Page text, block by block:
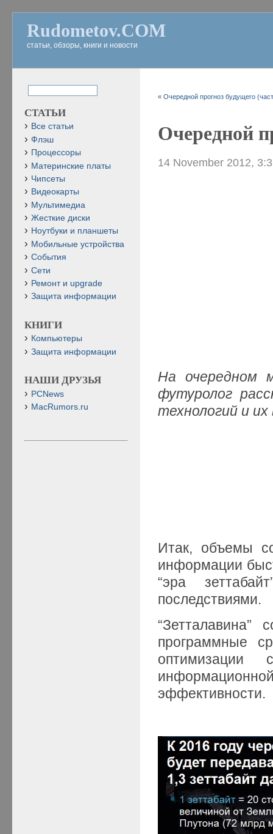
Rudometov.COM
статьи, обзоры, книги и новости
«Очередной прогноз будущего
Очередной
14 November 2012,
На очередном
футуролог
технологий и
Итак, объемы
информации
“эра
последствиями.
“Зетталавина”
программные
оптимизации
эффективности.
СТАТЬИ
Все статьи
Флэш
Процессоры
Материнские платы
Чипсеты
Видеокарты
Мультимедиа
Жесткие диски
Ноутбуки и планшеты
Мобильные устройства
События
Сети
Ремонт и upgrade
Защита информации
КНИГИ
Компьютеры
Защита информации
НАШИ ДРУЗЬЯ
PCNews
MacRumors.ru